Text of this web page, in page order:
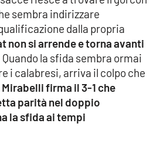
sembra indirizzare
dalla propria
non si arrende e torna avanti
Quando la sfida sembra ormai
i calabresi, arriva il colpo che
Mirabelli firma il 3-1 che
parità nel doppio
la sfida ai tempi